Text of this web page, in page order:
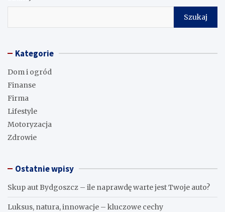
Szukaj
Kategorie
Dom i ogród
Finanse
Firma
Lifestyle
Motoryzacja
Zdrowie
Ostatnie wpisy
Skup aut Bydgoszcz – ile naprawdę warte jest Twoje auto?
Luksus, natura, innowacje – kluczowe cechy